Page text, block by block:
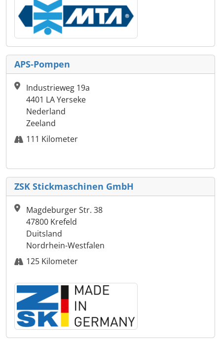
APS-Pompen
Industrieweg 19a
4401 LA Yerseke
Nederland
Zeeland
111 Kilometer
ZSK Stickmaschinen GmbH
Magdeburger Str. 38
47800 Krefeld
Duitsland
Nordrhein-Westfalen
125 Kilometer